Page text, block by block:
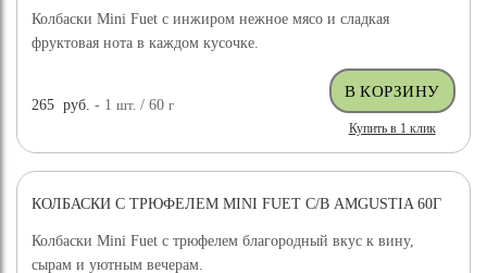
Колбаски Mini Fuet с инжиром нежное мясо и сладкая
фруктовая нота в каждом кусочке.
265 руб. - 1шт. / 60г
Купить в 1 клик
КОЛБАСКИ С ТРЮФЕЛЕМ MINI FUET С/В AMGUSTIA 60Г
Колбаски Mini Fuet с трюфелем благородный вкус к вину,
сырам и уютным вечерам.